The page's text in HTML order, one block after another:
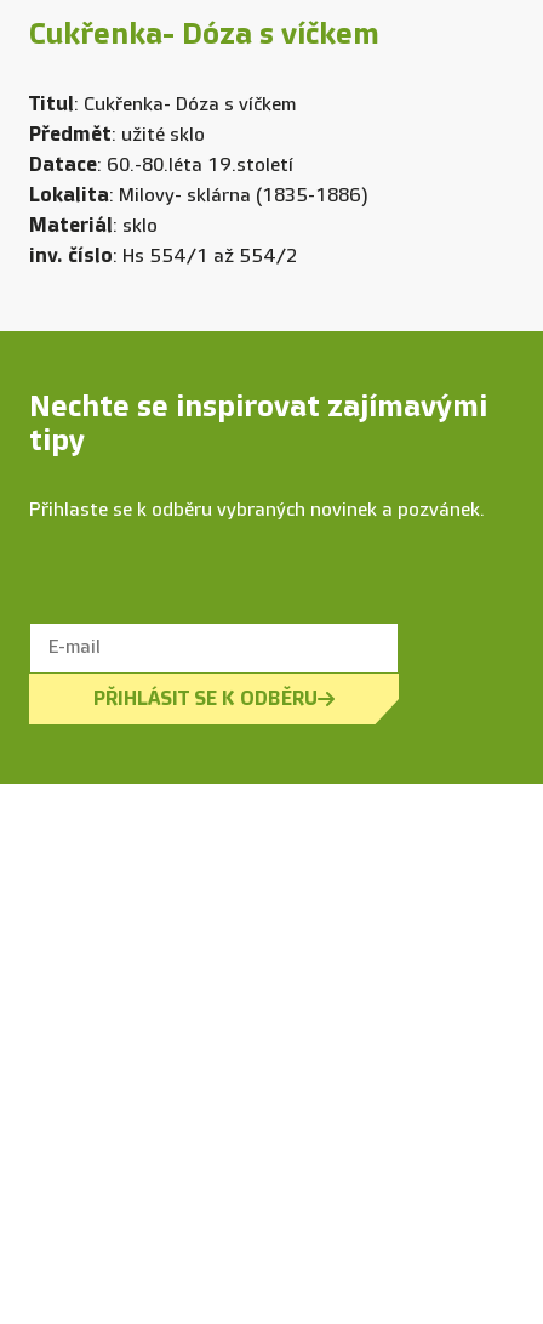
Cukřenka- Dóza s víčkem
Titul: Cukřenka- Dóza s víčkem
Předmět: užité sklo
Datace: 60.-80.léta 19.století
Lokalita: Milovy- sklárna (1835-1886)
Materiál: sklo
inv. číslo: Hs 554/1 až 554/2
Nechte se inspirovat zajímavými
tipy
Přihlaste se k odběru vybraných novinek a pozvánek.
PŘIHLÁSIT SE K ODBĚRU